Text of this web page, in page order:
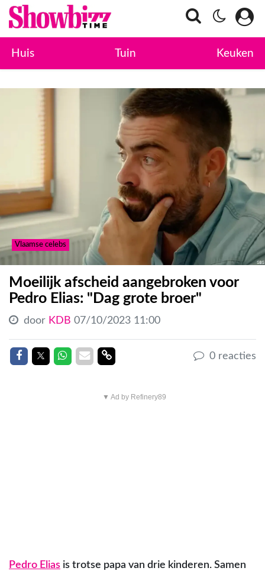
Huis Tuin Keuken
Vlaamse celebs
Moeilijk afscheid aangebroken voor
Pedro Elias: "Dag grote broer"
door KDB 07/10/2023 11:00
Delen op Facebook
Delen op Twitter
Delen op Whatsapp
Delen via Mail
Delen link 0 reacties
▼ Ad by Refinery89
Pedro Elias is trotse papa van drie kinderen. Samen